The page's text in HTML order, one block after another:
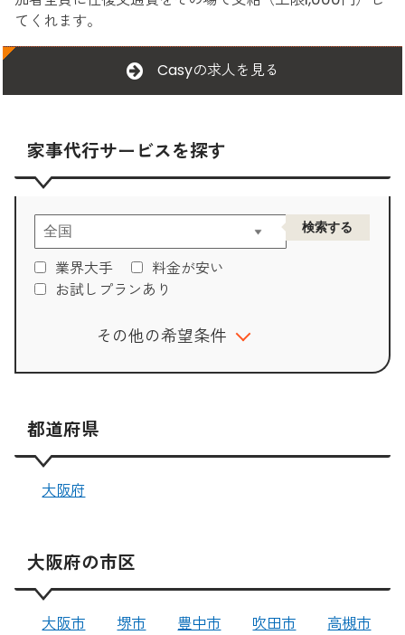
てくれます。
Casyの求人を見る
家事代行サービスを探す
業界大手
料金が安い
お試しプランあり
その他の希望条件
都道府県
大阪府
大阪府の市区
大阪市 堺市 豊中市 吹田市
高槻市